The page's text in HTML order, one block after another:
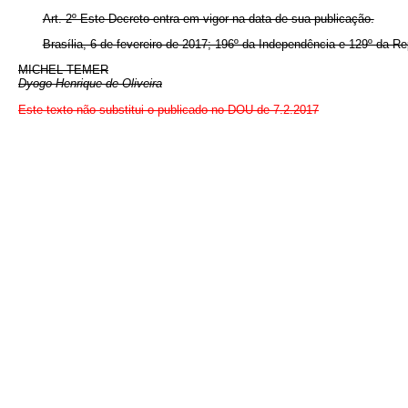
Art. 2º Este Decreto entra em vigor na data de sua publicação.
Brasília, 6 de fevereiro de 2017; 196º da Independência e 129º da
MICHEL TEMER
Dyogo Henrique de Oliveira
Este texto não substitui o publicado no DOU de 7.2.2017